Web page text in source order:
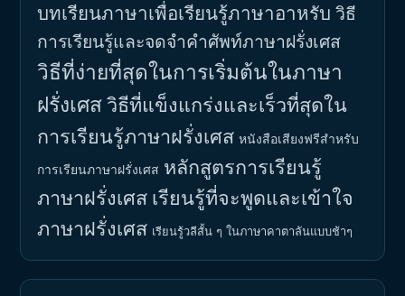
บทเรียนภาษาเพื่อเรียนรู้ภาษาอาหรับ วิธี
การเรียนรู้และจดจำคำศัพท์ภาษาฝรั่งเศส
วิธีที่ง่ายที่สุดในการเริ่มต้นในภาษา
ฝรั่งเศสวิธีที่แข็งแกร่งและเร็วที่สุดใน
การเรียนรู้ภาษาฝรั่งเศส หนังสือเสียงฟรีสำหรับ
การเรียนภาษาฝรั่งเศส หลักสูตรการเรียนรู้
ภาษาฝรั่งเศส เรียนรู้ที่จะพูดและเข้าใจ
ภาษาฝรั่งเศส เรียนรู้วลีสั้น ๆ ในภาษาคาตาลันแบบช้าๆ